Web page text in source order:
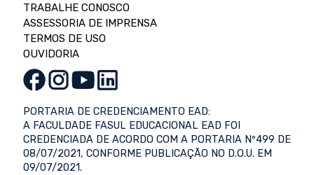
TRABALHE CONOSCO
ASSESSORIA DE IMPRENSA
TERMOS DE USO
OUVIDORIA
PORTARIA DE CREDENCIAMENTO EAD:
A FACULDADE FASUL EDUCACIONAL EAD FOI
CREDENCIADA DE ACORDO COM A PORTARIA Nº499 DE
08/07/2021, CONFORME PUBLICAÇÃO NO D.O.U. EM
09/07/2021.